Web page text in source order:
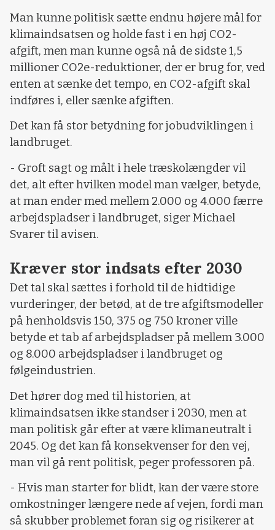
Man kunne politisk sætte endnu højere mål for
klimaindsatsen og holde fast i en høj CO2-
afgift, men man kunne også nå de sidste 1,5
millioner CO2e-reduktioner, der er brug for, ved
enten at sænke det tempo, en CO2-afgift skal
indføres i, eller sænke afgiften.
Det kan få stor betydning for jobudviklingen i
landbruget.
- Groft sagt og målt i hele træskolængder vil
det, alt efter hvilken model man vælger, betyde,
at man ender med mellem 2.000 og 4.000 færre
arbejdspladser i landbruget, siger Michael
Svarer til avisen.
Kræver stor indsats efter 2030
Det tal skal sættes i forhold til de hidtidige
vurderinger, der betød, at de tre afgiftsmodeller
på henholdsvis 150, 375 og 750 kroner ville
betyde et tab af arbejdspladser på mellem 3.000
og 8.000 arbejdspladser i landbruget og
følgeindustrien.
Det hører dog med til historien, at
klimaindsatsen ikke standser i 2030, men at
man politisk går efter at være klimaneutralt i
2045. Og det kan få konsekvenser for den vej,
man vil gå rent politisk, peger professoren på.
- Hvis man starter for blidt, kan der være store
omkostninger længere nede af vejen, fordi man
så skubber problemet foran sig og risikerer at